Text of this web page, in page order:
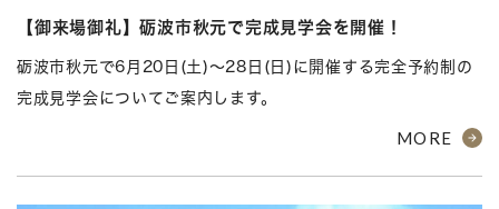
【御来場御礼】砺波市秋元で完成見学会を開催！
砺波市秋元で6月20日(土)～28日(日)に開催する完全予約制の
完成見学会についてご案内します。
MORE